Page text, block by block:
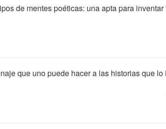
de mentes poéticas: una apta para
que uno puede hacer a las historias que